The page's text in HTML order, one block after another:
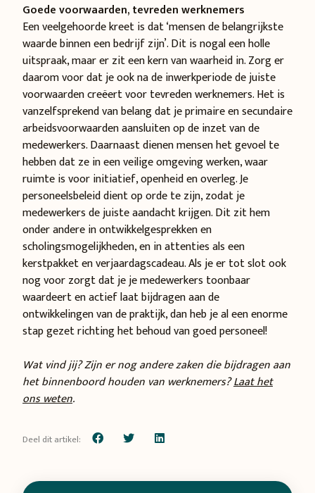
Goede voorwaarden, tevreden werknemers
Een veelgehoorde kreet is dat ‘mensen de belangrijkste
waarde binnen een bedrijf zijn’. Dit is nogal een holle
uitspraak, maar er zit een kern van waarheid in. Zorg er
daarom voor dat je ook na de inwerkperiode de juiste
voorwaarden creëert voor tevreden werknemers. Het is
vanzelfsprekend van belang dat je primaire en secundaire
arbeidsvoorwaarden aansluiten op de inzet van de
medewerkers. Daarnaast dienen mensen het gevoel te
hebben dat ze in een veilige omgeving werken, waar
ruimte is voor initiatief, openheid en overleg. Je
personeelsbeleid dient op orde te zijn, zodat je
medewerkers de juiste aandacht krijgen. Dit zit hem
onder andere in ontwikkelgesprekken en
scholingsmogelijkheden, en in attenties als een
kerstpakket en verjaardagscadeau. Als je er tot slot ook
nog voor zorgt dat je je medewerkers toonbaar
waardeert en actief laat bijdragen aan de
ontwikkelingen van de praktijk, dan heb je al een enorme
stap gezet richting het behoud van goed personeel!
Wat vind jij? Zijn er nog andere zaken die bijdragen aan
het binnenboord houden van werknemers?Laat het
ons weten.
Deel dit artikel: